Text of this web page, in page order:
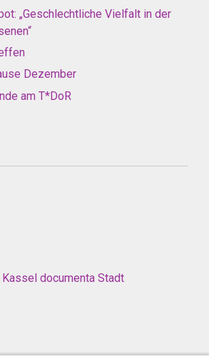
„Geschlechtliche Vielfalt in der
Dezember
am T*DoR